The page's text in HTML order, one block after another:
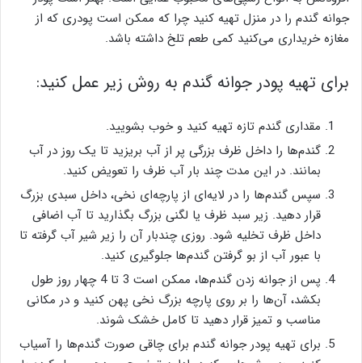
جوانه گندم را در منزل تهیه کنید چرا که ممکن است پودری که از
مغازه خریداری می‌کنید کمی طعم تلخ داشته باشد.
برای تهیه پودر جوانه گندم به روش زیر عمل کنید:
مقداری گندم تازه تهیه کنید و خوب بشویید.
گندم‌ها را داخل ظرف بزرگی پر از آب بریزید تا یک روز در آب
بمانند. در این مدت چند بار آب ظرف را تعویض کنید.
سپس گندم‌ها را در لایه‌ای از پارچه‌ای نخی، داخل سبدی بزرگ
قرار دهید. زیر سبد ظرف یا لگنی بزرگ بگذارید تا آب اضافی
داخل ظرف تخلیه شود. روزی چندبار آن را زیر شیر آب گرفته تا
با عبور آب از بو گرفتن گندم‌ها جلوگیری کنید.
پس از جوانه زدن گندم‌ها، ممکن است 3 تا 4 چهار روز طول
بکشد، آن‌ها را بر روی پارچه بزرگ نخی پهن کنید و در مکانی
مناسب و تمیز قرار دهید تا کامل خشک شوند.
برای تهیه پودر جوانه گندم برای چاقی صورت گندم‌ها را آسیاب